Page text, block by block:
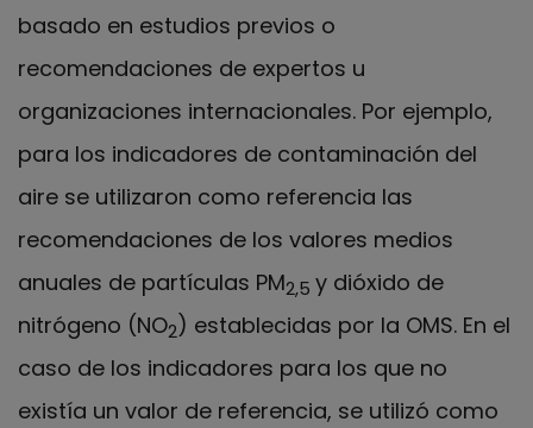
basado en estudios previos o
recomendaciones de expertos u
organizaciones internacionales. Por ejemplo,
para los indicadores de contaminación del
aire se utilizaron como referencia las
recomendaciones de los valores medios
anuales de partículas PM2,5 y dióxido de
nitrógeno (NO2) establecidas por la OMS. En el
caso de los indicadores para los que no
existía un valor de referencia, se utilizó como